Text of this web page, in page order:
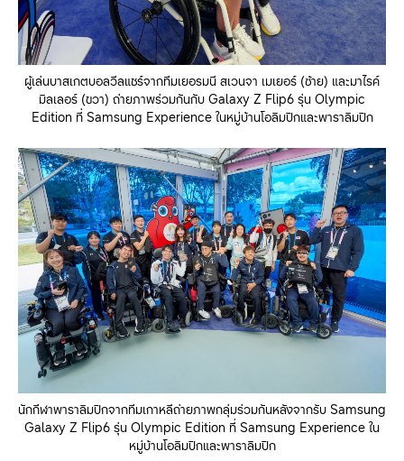
ผู้เล่นบาสเกตบอลวีลแชร์จากทีมเยอรมนี สเวนจา เมเยอร์ (ซ้าย) และมาไรค์
มิลเลอร์ (ขวา) ถ่ายภาพร่วมกันกับ Galaxy Z Flip6 รุ่น Olympic
Edition ที่ Samsung Experience ในหมู่บ้านโอลิมปิกและพาราลิมปิก
นักกีฬาพาราลิมปิกจากทีมเกาหลีถ่ายภาพกลุ่มร่วมกันหลังจากรับ Samsung
Galaxy Z Flip6 รุ่น Olympic Edition ที่ Samsung Experience ใน
หมู่บ้านโอลิมปิกและพาราลิมปิก